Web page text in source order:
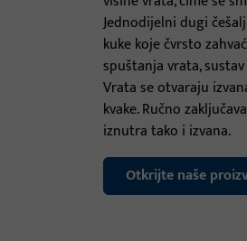
Jednodijelni dugi
kuke koje čvrsto
spuštanja vrata,
Vrata se otvaraju
kvake. Ručno
iznutra tako i izvana.
Otkrijte naše